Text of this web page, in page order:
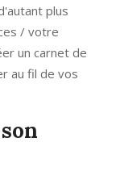
plus
/ votre
un carnet de
au fil de vos